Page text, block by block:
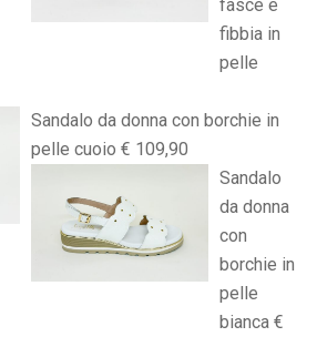
fasce e
fibbia in
pelle
Sandalo da donna con borchie in
pelle cuoio € 109,90
Sandalo
da donna
con
borchie in
pelle
bianca €